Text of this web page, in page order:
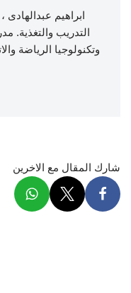
ابراهيم
التدريب والتغذية.
وتكنولوجيا الرياضة
شارك المقال مع الاخرين